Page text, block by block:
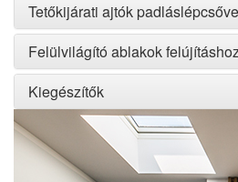
Tetőkijárati ajtók
Felülvilágító ablakok
Kiegészítők